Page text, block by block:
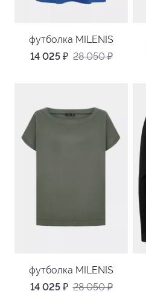
футболка MILENIS
14 025 ₽ 28 050₽
футболка MILENIS
14 025 ₽ 28 050₽